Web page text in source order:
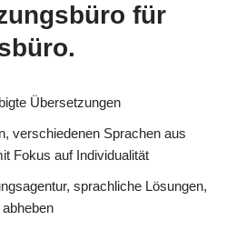
für
Übersetzungen
verschiedenen Sprachen aus
Fokus auf Individualität
sprachliche Lösungen,